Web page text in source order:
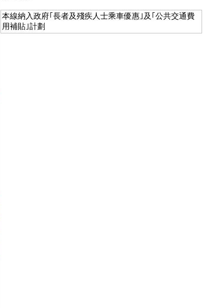
本線納入政府｢長者及殘疾人士乘車優惠｣及｢公共交通費
用補貼｣計劃